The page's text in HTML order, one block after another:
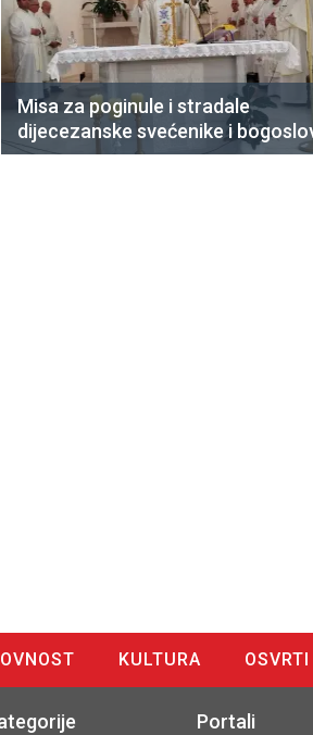
Misa za poginule i stradale
dijecezanske svećenike i
KULTURA OSVRTI
Portali